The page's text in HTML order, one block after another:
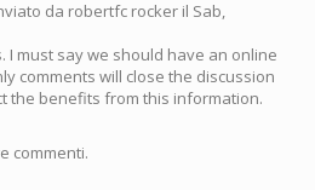
da robertfc rocker il Sab,
I must say we should have an online
comments will close the discussion
the benefits from this information.
commenti.